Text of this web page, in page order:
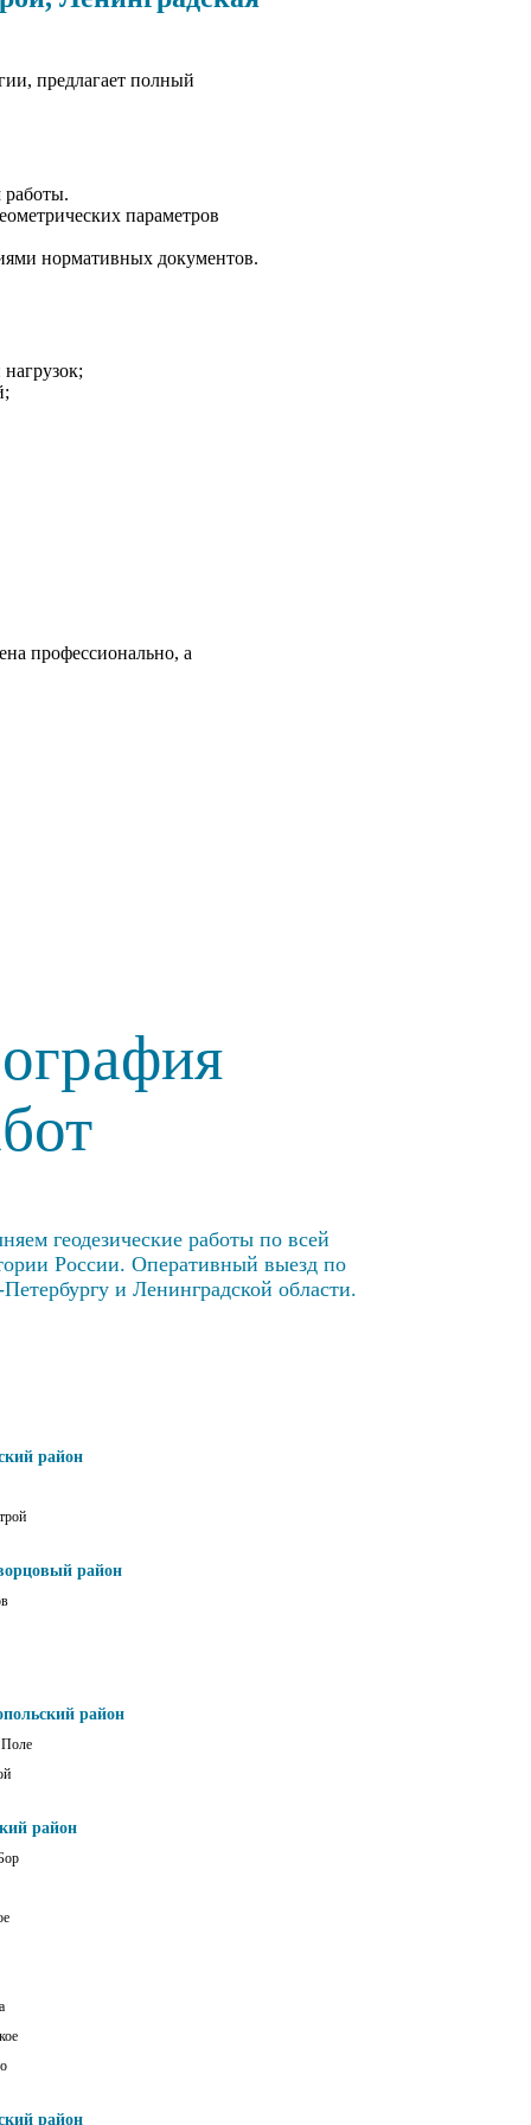
предлагает полный
параметров
нормативных документов.
профессионально, а
геодезические работы по всей
России. Оперативный выезд по
и Ленинградской области.
район
район
район
район
район